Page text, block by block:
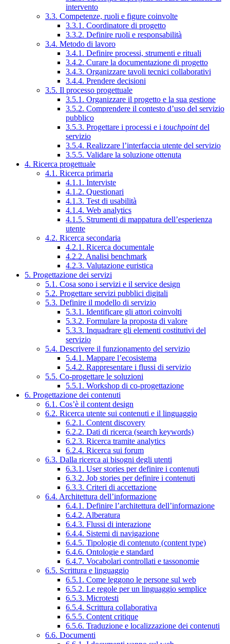
intervento
3.3. Competenze, ruoli e figure coinvolte
3.3.1. Coordinatore di progetto
3.3.2. Definire ruoli e responsabilità
3.4. Metodo di lavoro
3.4.1. Definire processi, strumenti e rituali
3.4.2. Curare la documentazione di progetto
3.4.3. Organizzare tavoli tecnici collaborativi
3.4.4. Prendere decisioni
3.5. Il processo progettuale
3.5.1. Organizzare il progetto e la sua gestione
3.5.2. Comprendere il contesto d’uso del servizio
pubblico
3.5.3. Progettare i processi e i touchpointdel
servizio
3.5.4. Realizzare l’interfaccia utente del servizio
3.5.5. Validare la soluzione ottenuta
4. Ricerca progettuale
4.1. Ricerca primaria
4.1.1. Interviste
4.1.2. Questionari
4.1.3. Test di usabilità
4.1.4. Web analytics
4.1.5. Strumenti di mappatura dell’esperienza
utente
4.2. Ricerca secondaria
4.2.1. Ricerca documentale
4.2.2. Analisi benchmark
4.2.3. Valutazione euristica
5. Progettazione dei servizi
5.1. Cosa sono i servizi e il service design
5.2. Progettare servizi pubblici digitali
5.3. Definire il modello di servizio
5.3.1. Identificare gli attori coinvolti
5.3.2. Formulare la proposta di valore
5.3.3. Inquadrare gli elementi costitutivi del
servizio
5.4. Descrivere il funzionamento del servizio
5.4.1. Mappare l’ecosistema
5.4.2. Rappresentare i flussi di servizio
5.5. Co-progettare le soluzioni
5.5.1. Workshop di co-progettazione
6. Progettazione dei contenuti
6.1. Cos’è il content design
6.2. Ricerca utente sui contenuti e il linguaggio
6.2.1. Content discovery
6.2.2. Dati di ricerca (search keywords)
6.2.3. Ricerca tramite analytics
6.2.4. Ricerca sui forum
6.3. Dalla ricerca ai bisogni degli utenti
6.3.1. User stories per definire i contenuti
6.3.2. Job stories per definire i contenuti
6.3.3. Criteri di accettazione
6.4. Architettura dell’informazione
6.4.1. Definire l’architettura dell’informazione
6.4.2. Alberatura
6.4.3. Flussi di interazione
6.4.4. Sistemi di navigazione
6.4.5. Tipologie di contenuto (content type)
6.4.6. Ontologie e standard
6.4.7. Vocabolari controllati e tassonomie
6.5. Scrittura e linguaggio
6.5.1. Come leggono le persone sul web
6.5.2. Le regole per un linguaggio semplice
6.5.3. Microtesti
6.5.4. Scrittura collaborativa
6.5.5. Content critique
6.5.6. Traduzione e localizzazione dei contenuti
6.6. Documenti